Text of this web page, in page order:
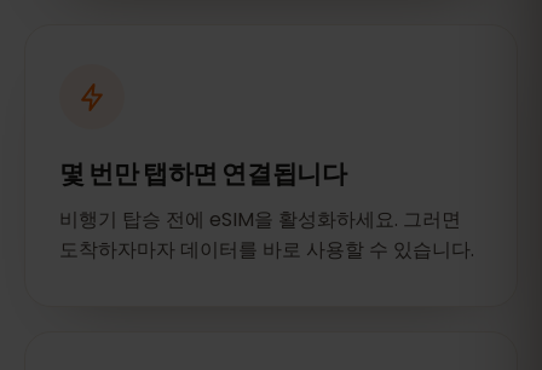
몇 번만 탭하면 연결됩니다
비행기 탑승 전에 eSIM을 활성화하세요. 그러면
도착하자마자 데이터를 바로 사용할 수 있습니다.